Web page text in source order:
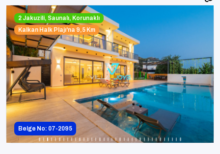
2 Jakuzili, Saunalı, Korunaklı
Kalkan Halk Plajı'na 9,5 Km
Belge No: 07-2095